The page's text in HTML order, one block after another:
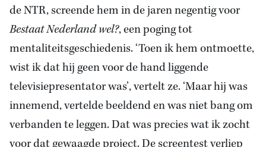
de NTR, screende hem in de jaren negentig voor
Bestaat Nederland wel?, een poging tot
mentaliteitsgeschiedenis. ‘Toen ik hem ontmoette,
wist ik dat hij geen voor de hand liggende
televisiepresentator was’, vertelt ze. ‘Maar hij was
innemend, vertelde beeldend en was niet bang om
verbanden te leggen. Dat was precies wat ik zocht